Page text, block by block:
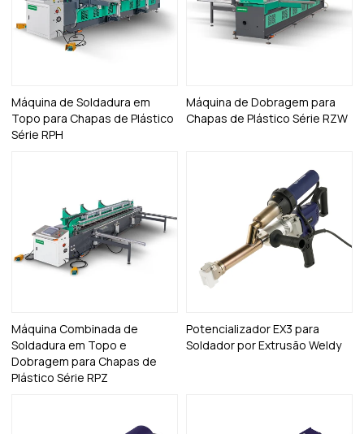
Máquina de Soldadura em
Topo para Chapas de Plástico
Série RPH
Máquina de Dobragem para
Chapas de Plástico Série RZW
Máquina Combinada de
Soldadura em Topo e
Dobragem para Chapas de
Plástico Série RPZ
Potencializador EX3 para
Soldador por Extrusão Weldy